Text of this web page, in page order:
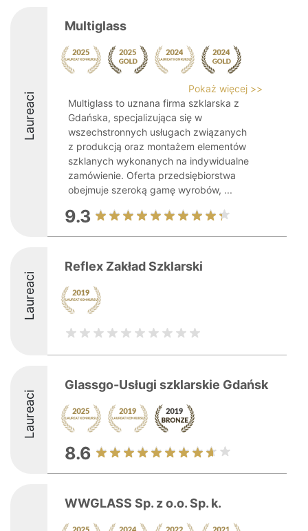
Laureaci
Multiglass
Pokaż więcej >>
Multiglass to uznana firma szklarska z
Gdańska, specjalizująca się w
wszechstronnych usługach związanych
z produkcją oraz montażem elementów
szklanych wykonanych na indywidualne
zamówienie. Oferta przedsiębiorstwa
obejmuje szeroką gamę wyrobów, ...
9.3
Laureaci
Reflex Zakład Szklarski
Laureaci
Glassgo-Usługi szklarskie Gdańsk
8.6
WWGLASS Sp. z o.o. Sp. k.